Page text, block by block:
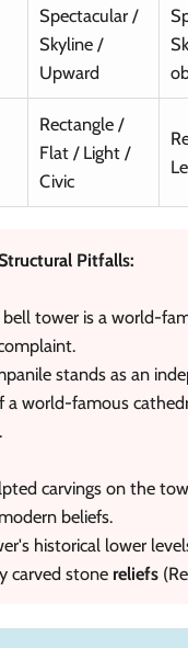
Spectacular /
Skyline /
Upward
Rectangle /
Flat / Light /
Civic
Pitfalls:
bell tower is a world-
stands as an
a world-famous
carvings on the
beliefs.
historical lower
carved stone reliefs